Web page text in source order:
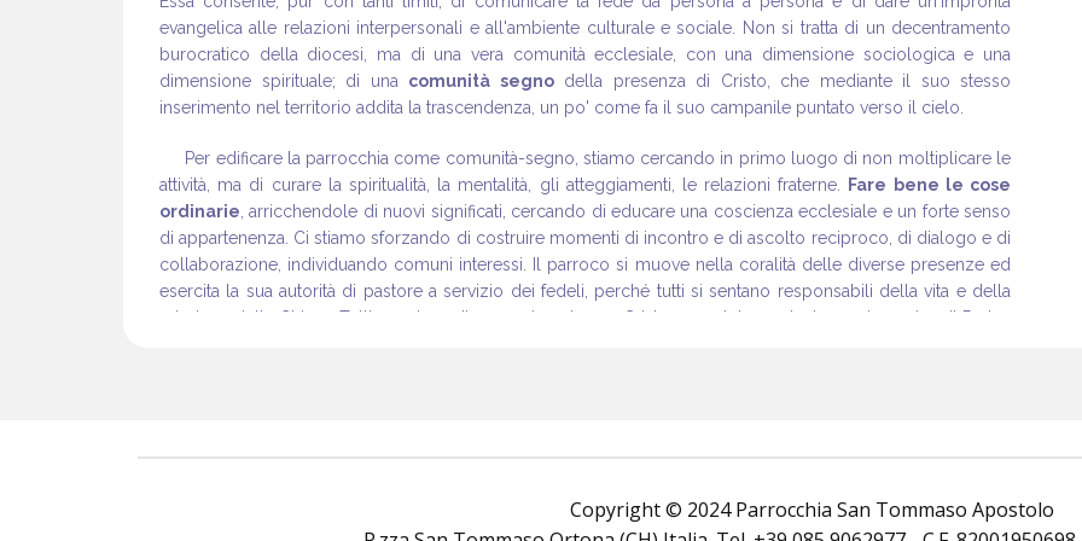
evangelica alle relazioni interpersonali e all'ambiente culturale e sociale. Non si tratta di un decentramento
burocratico della diocesi, ma di una vera comunità ecclesiale, con una dimensione sociologica e una
dimensione spirituale; di una comunità segnodella presenza di Cristo, che mediante il suo stesso
inserimento nel territorio addita la trascendenza, un po' come fa il suo campanile puntato verso il cielo.
Per edificare la parrocchia come comunità-segno, stiamo cercando in primo luogo di non moltiplicare le
attività, ma di curare la spiritualità, la mentalità, gli atteggiamenti, le relazioni fraterne.
Fare bene le cose
ordinarie , arricchendole di nuovi significati, cercando di educare una coscienza ecclesiale e un forte senso
di appartenenza. Ci stiamo sforzando di costruire momenti di incontro e di ascolto reciproco, di dialogo e di
collaborazione, individuando comuni interessi. Il parroco si muove nella coralità delle diverse presenze ed
esercita la sua autorità di pastore a servizio dei fedeli, perché tutti si sentano responsabili della vita e della
missione della Chiesa. Tutti sappiano di essere in unione a Cristo sacerdote per lodare e ringraziare il Padre,
missionario, operatori della pastorale familiare, visitatori delle famiglie, operatori culturali), curando la loro
formazione spirituale e pastorale. Si incoraggino, con la propria partecipazione, i vari gruppi di studio e di
Copyright © 2024 Parrocchia San Tommaso Apostolo